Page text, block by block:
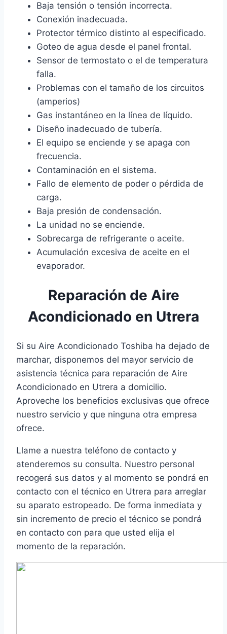
Baja tensión o tensión incorrecta.
Conexión inadecuada.
Protector térmico distinto al especificado.
Goteo de agua desde el panel frontal.
Sensor de termostato o el de temperatura
falla.
Problemas con el tamaño de los circuitos
(amperios)
Gas instantáneo en la línea de líquido.
Diseño inadecuado de tubería.
El equipo se enciende y se apaga con
frecuencia.
Contaminación en el sistema.
Fallo de elemento de poder o pérdida de
carga.
Baja presión de condensación.
La unidad no se enciende.
Sobrecarga de refrigerante o aceite.
Acumulación excesiva de aceite en el
evaporador.
Reparación de Aire
Acondicionado en Utrera
Si su Aire Acondicionado Toshiba ha dejado de
marchar, disponemos del mayor servicio de
asistencia técnica para reparación de Aire
Acondicionado en Utrera a domicilio.
Aproveche los beneficios exclusivas que ofrece
nuestro servicio y que ninguna otra empresa
ofrece.
Llame a nuestra teléfono de contacto y
atenderemos su consulta. Nuestro personal
recogerá sus datos y al momento se pondrá en
contacto con el técnico en Utrera para arreglar
su aparato estropeado. De forma inmediata y
sin incremento de precio el técnico se pondrá
en contacto con para que usted elija el
momento de la reparación.